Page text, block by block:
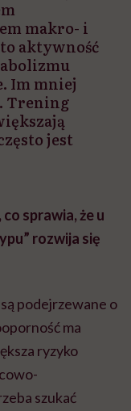
makro- i
aktywność
Im mniej
Trening
jest
sprawia, że u
rozwija się
podejrzewane o
ma
ryzyko
szukać